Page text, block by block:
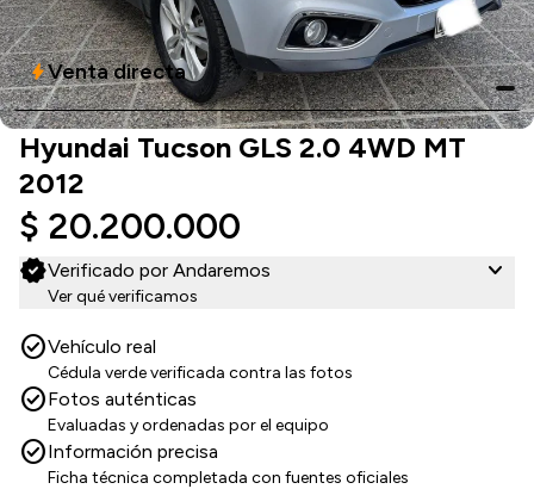
boltVenta directa
Hyundai Tucson GLS 2.0 4WD MT
2012
$ 20.200.000
verifiedVerificado por Andaremos
Ver qué verificamos
expand_more
check_circleVehículo real
Cédula verde verificada contra las fotos
check_circleFotos auténticas
Evaluadas y ordenadas por el equipo
check_circleInformación precisa
Ficha técnica completada con fuentes oficiales